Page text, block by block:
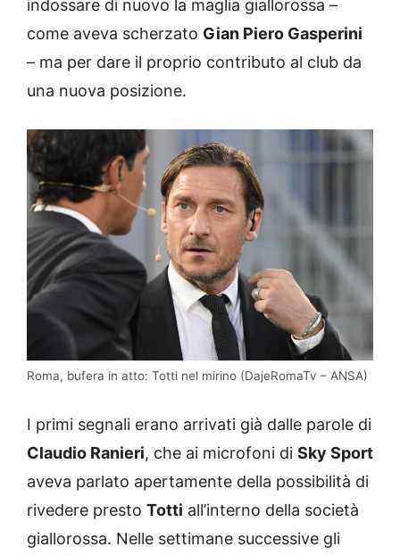
indossare di nuovo la maglia giallorossa –
come aveva scherzato Gian Piero Gasperini
– ma per dare il proprio contributo al club da
una nuova posizione.
Roma, bufera in atto: Totti nel mirino (DajeRomaTv – ANSA)
I primi segnali erano arrivati già dalle parole di
Claudio Ranieri, che ai microfoni di Sky Sport
aveva parlato apertamente della possibilità di
rivedere presto Totti all’interno della società
giallorossa. Nelle settimane successive gli